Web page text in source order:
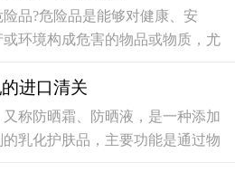
公告》（2020年第129号）的规
列入...
品?危险品是能够对健康、安
环境构成危害的物品或物质，尤
固体、液体或气体，也可以是纯化
质的混合物、制成品或单个物
潜在危...
进口清关
又称防晒霜、防晒液，是一种添加
的乳化护肤品，主要功能是通过物